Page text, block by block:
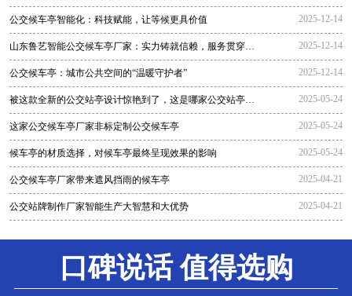
公交候车亭智能化：科技赋能，让等候更具价值 2025-12-14
山东鲁艺智能公交候车亭厂家：实力铸就信赖，服务贯穿全
程
2025-12-14
公交候车亭：城市公共空间的“温暖守护者” 2025-12-14
被这款全新的公交站亭设计惊艳到了，这是哪家公交站亭生
产厂家生
2025-05-24
这家公交候车亭厂家非标定制公交候车亭 2025-05-24
候车亭的材质选择，对候车亭最终呈现效果的影响 2025-05-24
公交候车亭厂家带来遮风挡雨的候车亭 2025-04-21
公交站牌制作厂家智能生产大智慧和大优势 2025-04-21
口碑说话 值得选购